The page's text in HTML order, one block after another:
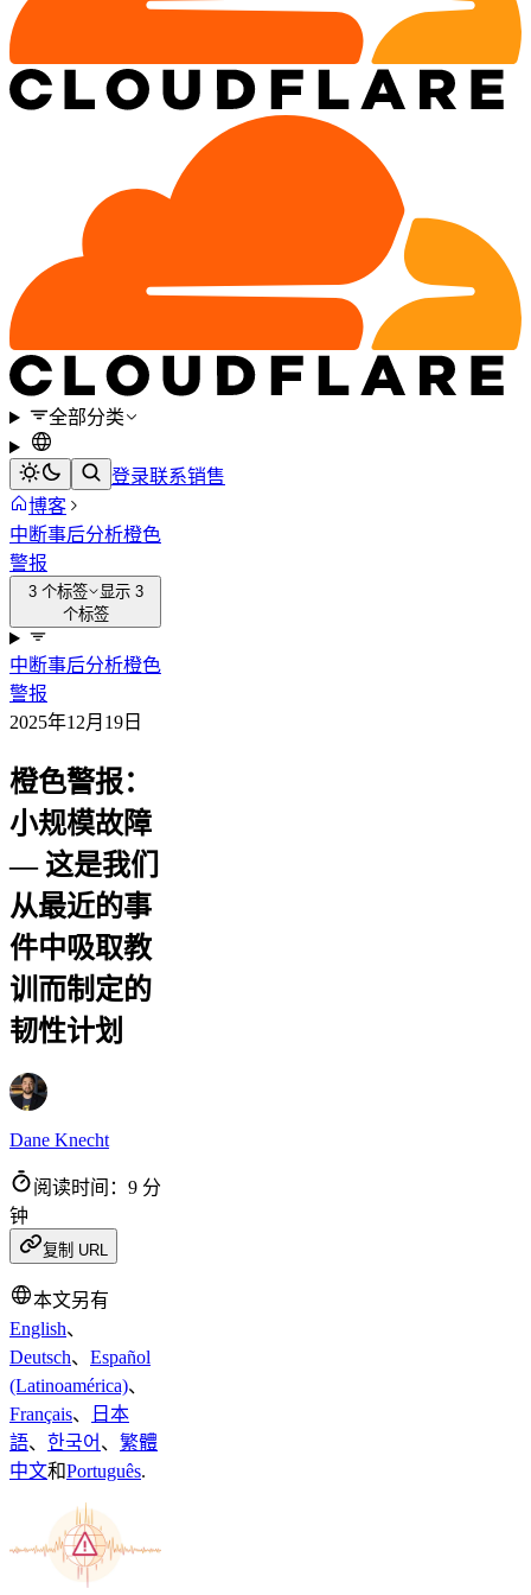
全部分类
登录联系销售
博客
中断事后分析橙色
警报
3 个标签
显示 3
个标签
中断事后分析橙色
警报
2025年12月19日
橙色警报：
小规模故障
— 这是我们
从最近的事
件中吸取教
训而制定的
韧性计划
Dane Knecht
阅读时间：9 分
钟
复制 URL
本文另有
English、
Deutsch、 Español
(Latinoamérica)、
Français、
日本
語、 한국어 、 繁體
中文和Português.